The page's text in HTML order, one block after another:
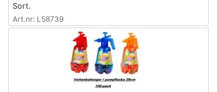
Sort.
Art.nr: L58739